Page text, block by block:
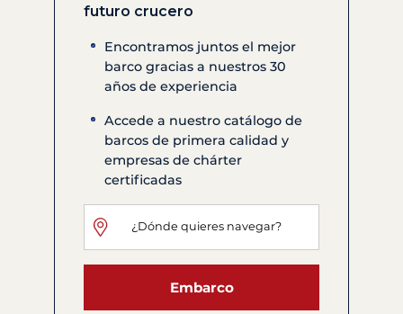
futuro crucero
Encontramos juntos el mejor
barco gracias a nuestros 30
años de experiencia
Accede a nuestro catálogo de
barcos de primera calidad y
empresas de chárter
certificadas
Embarco